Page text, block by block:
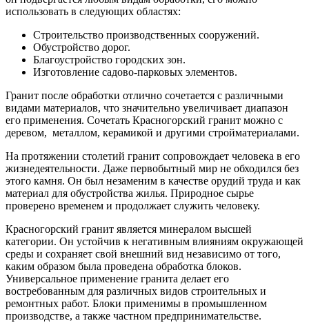
использовать в следующих областях:
Строительство производственных сооружений.
Обустройство дорог.
Благоустройство городских зон.
Изготовление садово-парковых элементов.
Гранит после обработки отлично сочетается с различными
видами материалов, что значительно увеличивает диапазон
его применения. Сочетать Красногорский гранит можно с
деревом, металлом, керамикой и другими стройматериалами.
На протяжении столетий гранит сопровождает человека в его
жизнедеятельности. Даже первобытный мир не обходился без
этого камня. Он был незаменим в качестве орудий труда и как
материал для обустройства жилья. Природное сырье
проверено временем и продолжает служить человеку.
Красногорский гранит является минералом высшей
категории. Он устойчив к негативным влияниям окружающей
среды и сохраняет свой внешний вид независимо от того,
каким образом была проведена обработка блоков.
Универсальное применение гранита делает его
востребованным для различных видов строительных и
ремонтных работ. Блоки применимы в промышленном
производстве, а также частном предпринимательстве.